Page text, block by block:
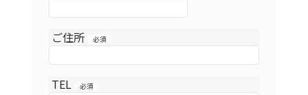
ご住所 必須
TEL 必須